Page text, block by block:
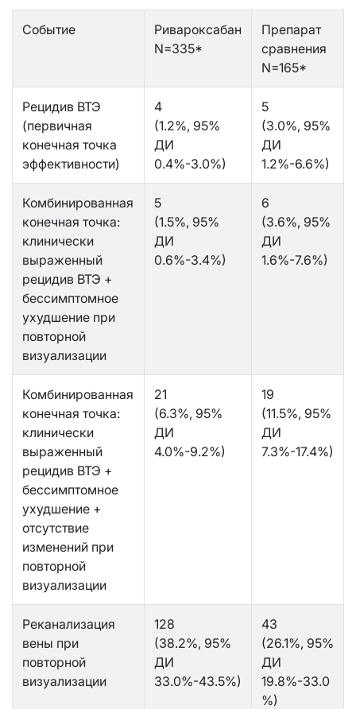
Событие
Ривароксабан
N=335*
Препарат
сравнения
N=165*
Рецидив ВТЭ
(первичная
конечная точка
эффективности)
4
(1.2%, 95%
ДИ
0.4%-3.0%)
5
(3.0%, 95%
ДИ
1.2%-6.6%)
Комбинированная
конечная точка:
клинически
выраженный
рецидив ВТЭ +
бессимптомное
ухудшение при
повторной
визуализации
5
(1.5%, 95%
ДИ
0.6%-3.4%)
6
(3.6%, 95%
ДИ
1.6%-7.6%)
Комбинированная
конечная точка:
клинически
выраженный
рецидив ВТЭ +
бессимптомное
ухудшение +
отсутствие
изменений при
повторной
визуализации
21
(6.3%, 95%
ДИ
4.0%-9.2%)
19
(11.5%, 95%
ДИ
7.3%-17.4%)
Реканализация
вены при
повторной
визуализации
128
(38.2%, 95%
ДИ
33.0%-43.5%)
43
(26.1%, 95%
ДИ
19.8%-33.0
%)